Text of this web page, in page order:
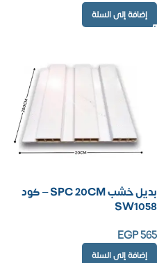
إضافة إلى السلة
بديل خشب SPC 20CM – كود
SW1058
EGP565
إضافة إلى السلة